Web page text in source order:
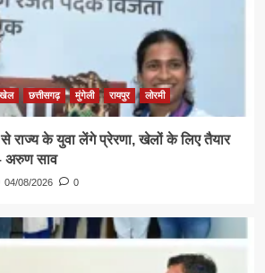
छत्तीसगढ़ मुंगेली रायपुर लोरमी
राज्य के युवा लेंगे प्रेरणा, खेलों के लिए तैयार
अरुण साव
04/08/2026 0